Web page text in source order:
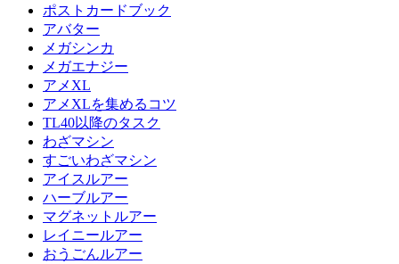
ポストカードブック
アバター
メガシンカ
メガエナジー
アメXL
アメXLを集めるコツ
TL40以降のタスク
わざマシン
すごいわざマシン
アイスルアー
ハーブルアー
マグネットルアー
レイニールアー
おうごんルアー